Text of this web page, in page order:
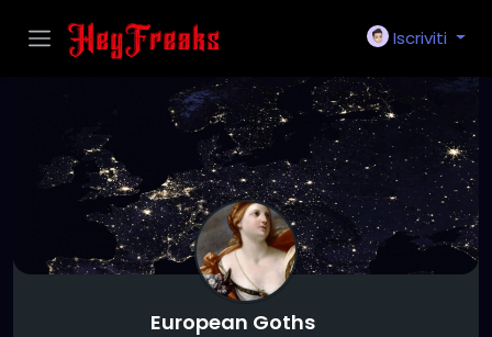
Iscriviti
European Goths